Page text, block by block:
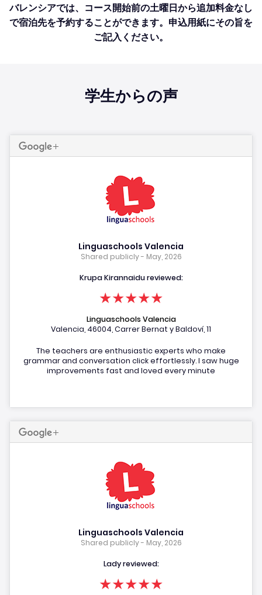
バレンシアでは、コース開始前の土曜日から追加料金なし
で宿泊先を予約することができます。申込用紙にその旨を
ご記入ください。
学生からの声
Linguaschools Valencia
Shared publicly - May, 2026
Krupa Kirannaidu reviewed:
★★★★★
Linguaschools Valencia
Valencia, 46004, Carrer Bernat y Baldoví, 11
The teachers are enthusiastic experts who make
grammar and conversation click effortlessly. I saw huge
improvements fast and loved every minute
Linguaschools Valencia
Shared publicly - May, 2026
Lady reviewed:
★★★★★